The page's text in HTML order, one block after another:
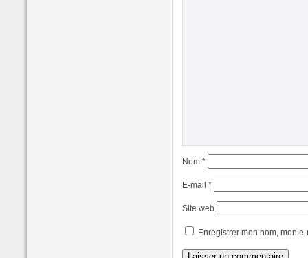
Nom *
E-mail *
Site web
Enregistrer mon nom, mon